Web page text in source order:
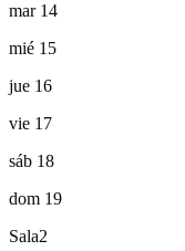
mar 14
mié 15
jue 16
vie 17
sáb 18
dom 19
Sala2